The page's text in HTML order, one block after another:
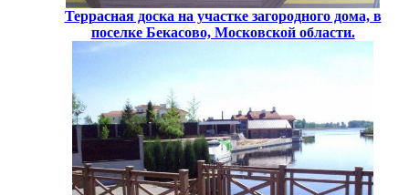
Террасная доска на участке загородного дома, в
поселке Бекасово, Московской области.